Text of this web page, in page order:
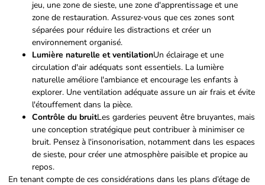
jeu, une zone de sieste, une zone d'apprentissage et une
zone de restauration. Assurez-vous que ces zones sont
séparées pour réduire les distractions et créer un
environnement organisé.
Lumière naturelle et ventilationUn éclairage et une
circulation d'air adéquats sont essentiels. La lumière
naturelle améliore l'ambiance et encourage les enfants à
explorer. Une ventilation adéquate assure un air frais et évite
l'étouffement dans la pièce.
Contrôle du bruitLes garderies peuvent être bruyantes, mais
une conception stratégique peut contribuer à minimiser ce
bruit. Pensez à l'insonorisation, notamment dans les espaces
de sieste, pour créer une atmosphère paisible et propice au
repos.
En tenant compte de ces considérations dans les plans d’étage de